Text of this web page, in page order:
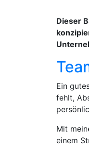
Dieser
Ein
fehlt,
Mit
einem